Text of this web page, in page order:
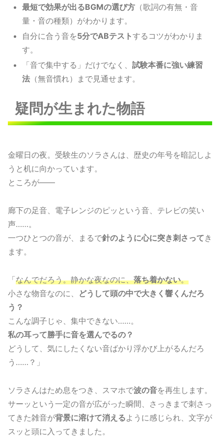
最短で効果が出るBGMの選び方 （歌詞の有無・音
量・音の種類）がわかります。
自分に合う音を5分でABテストするコツがわかりま
す。
「音で集中する」だけでなく、試験本番に強い練習
法 （無音慣れ）まで見通せます。
疑問が生まれた物語
金曜日の夜。受験生のソラさんは、歴史の年号を暗記しよ
うと机に向かっています。
ところが——
廊下の足音、電子レンジのピッという音、テレビの笑い
声……。
一つひとつの音が、まるで針のように心に突き刺さってき
ます。
「なんでだろう。静かな夜なのに、落ち着かない。
小さな物音なのに、 どうして頭の中で大きく響くんだろ
う？
こんな調子じゃ、集中できない……。
私の耳って勝手に音を選んでるの？
どうして、気にしたくない音ばかり浮かび上がるんだろ
う……？」
ソラさんはため息をつき、スマホで波の音を再生します。
サーッという一定の音が広がった瞬間、さっきまで刺さっ
てきた雑音が背景に溶けて消えるように感じられ、文字が
スッと頭に入ってきました。